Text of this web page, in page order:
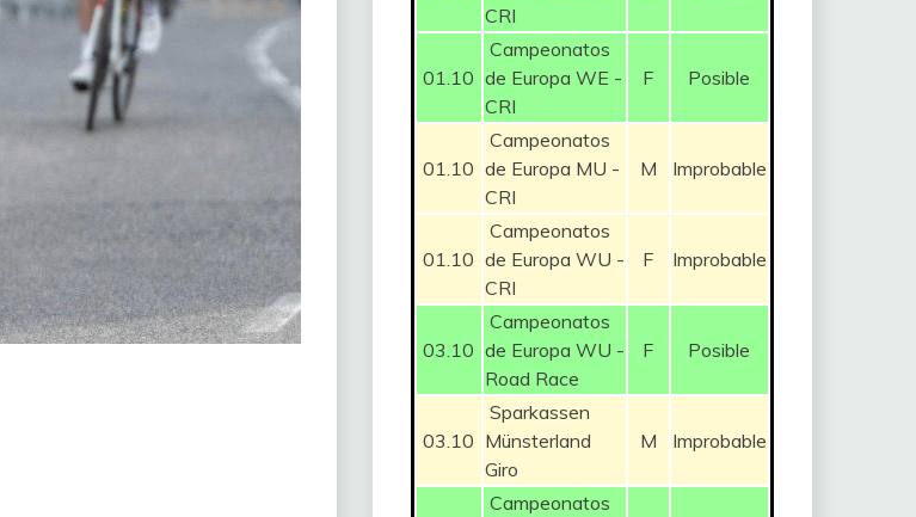
CRI
01.10
Campeonatos
de Europa WE -
CRI
F Posible
01.10
Campeonatos
de Europa MU -
CRI
M Improbable
01.10
Campeonatos
de Europa WU -
CRI
F Improbable
03.10
Campeonatos
de Europa WU -
Road Race
F Posible
03.10
Sparkassen
Münsterland
Giro
M Improbable
Campeonatos